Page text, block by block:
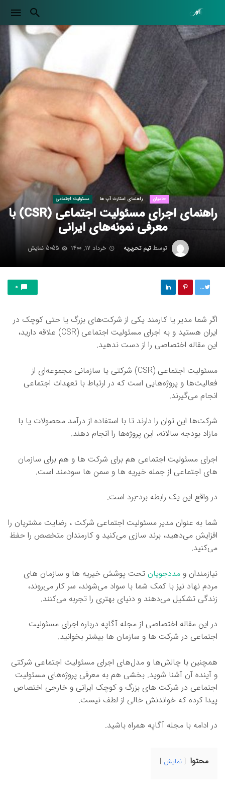
حامیان راهنمای استارت آپ ها مسئولیت اجتماعی
راهنمای اجرای مسئولیت اجتماعی (CSR) با
معرفی نمونه‌های ایرانی
توسطتیم تحریریه خرداد ۱۷, ۱۴۰۰ 5055 نمایش
توییت 0
اگر شما مدیر یا کارمند یکی از شرکت‌های بزرگ یا حتی کوچک در
ایران هستید و به اجرای مسئولیت اجتماعی (CSR) علاقه دارید،
این مقاله اختصاصی را از دست ندهید.
مسئولیت اجتماعی (CSR) شرکتی یا سازمانی مجموعه‌ای از
فعالیت‌ها و پروژه‌هایی است که در ارتباط با تعهدات اجتماعی
انجام می‌گیرند.
شرکت‌ها این توان را دارند تا با استفاده از درآمد محصولات یا با
مازاد بودجه سالانه، این پروژه‌ها را انجام دهند.
اجرای مسئولیت اجتماعی هم برای شرکت ها و هم برای سازمان
های اجتماعی از جمله خیریه ها و سمن ها سودمند است.
در واقع این یک رابطه برد-برد است.
شما به عنوان مدیر مسئولیت اجتماعی شرکت ، رضایت مشتریان را
افزایش می‌دهید، برند سازی می‌کنید و کارمندان متخصص را حفظ
می‌کنید.
نیازمندان و مددجویان تحت پوشش خیریه ها و سازمان های
مردم نهاد نیز با کمک شما با سواد می‌شوند، سر کار می‌روند،
زندگی تشکیل می‌دهند و دنیای بهتری را تجربه می‌کنند.
در این مقاله اختصاصی از مجله آگاپه درباره اجرای مسئولیت
اجتماعی در شرکت ها و سازمان ها بیشتر بخوانید.
همچنین با چالش‌ها و مدل‌های اجرای مسئولیت اجتماعی شرکتی
و آینده آن آشنا شوید. بخشی هم به معرفی پروژه‌های مسئولیت
اجتماعی در شرکت های بزرگ و کوچک ایرانی و خارجی اختصاص
پیدا کرده که خواندنش خالی از لطف نیست.
در ادامه با مجله آگاپه همراه باشید.
محتوا نمایش